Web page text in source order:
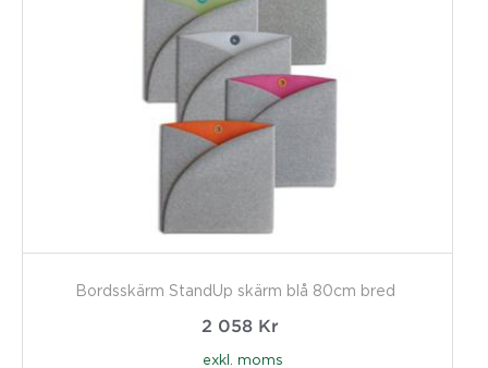
Bordsskärm StandUp skärm blå 80cm bred
2 058 Kr
exkl. moms